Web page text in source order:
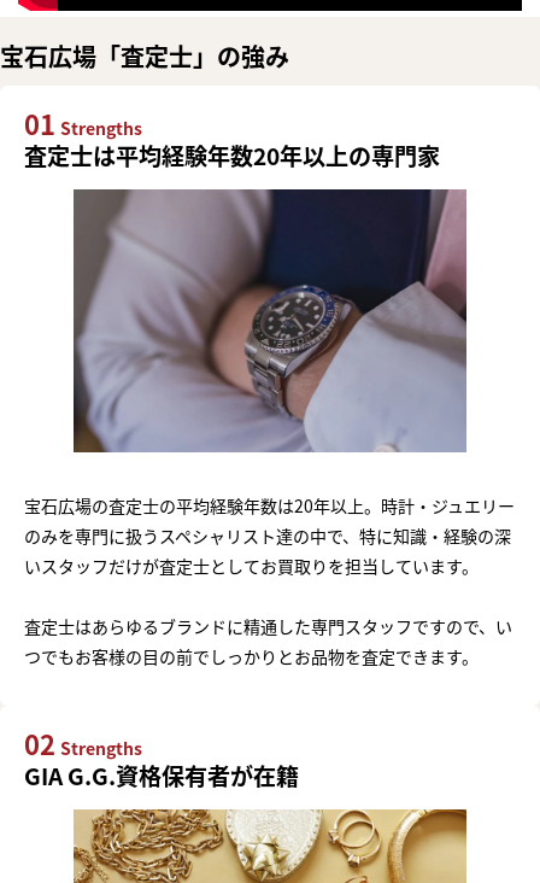
宝石広場「査定士」の強み
01 Strengths
査定士は平均経験年数20年以上の専門家
宝石広場の査定士の平均経験年数は20年以上。時計・ジュエリー
のみを専門に扱うスペシャリスト達の中で、特に知識・経験の深
いスタッフだけが査定士としてお買取りを担当しています。
査定士はあらゆるブランドに精通した専門スタッフですので、い
つでもお客様の目の前でしっかりとお品物を査定できます。
02 Strengths
GIA G.G.資格保有者が在籍